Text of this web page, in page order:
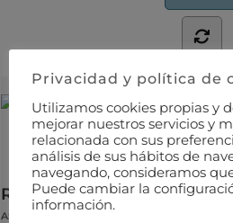
RELACION DE EMPRESAS
ASOCIACION ESPAÑOLA DE FABRICANTES
Privacidad y política de
Utilizamos cookies propias y
mejorar nuestros servicios y
relacionada con sus
análisis de sus hábitos de
navegando, consideramos
Puede cambiar la
información.